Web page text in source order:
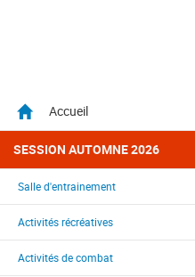
Accueil
SESSION AUTOMNE 2026
Salle d'entrainement
Activités récréatives
Activités de combat